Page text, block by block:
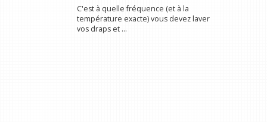
C'est à quelle fréquence (et à la
température exacte) vous devez laver
vos draps et ...